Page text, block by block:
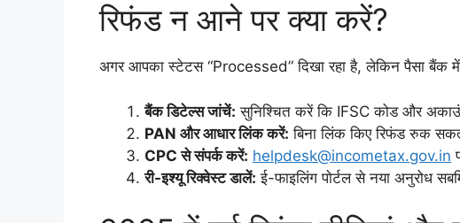
रिफंड न आने पर क्या करें?
अगर आपका स्टेटस “Processed” दिखा रहा है, लेकिन पैसा बैंक
बैंक डिटेल्स जांचें: सुनिश्चित करें कि IFSC कोड और
PAN और आधार लिंक करें: बिना लिंक किए रिफंड रुक
CPC से संपर्क करें: helpdesk@incometax.gov.in
री-इश्यू रिक्वेस्ट डालें: ई-फाइलिंग पोर्टल से नया अनुरोध